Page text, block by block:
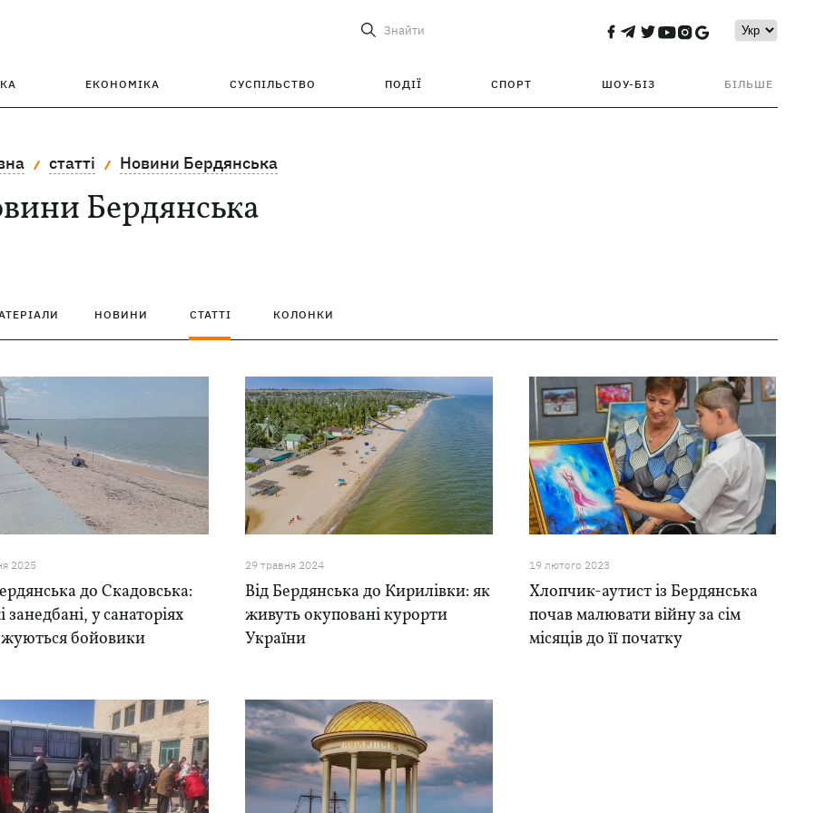
Знайти
ЕКОНОМІКА СУСПІЛЬСТВО ПОДІЇ СПОРТ ШОУ-БІЗ БІЛЬШЕ
статті Новини Бердянська
Бердянська
НОВИНИ СТАТТІ КОЛОНКИ
2025
до Скадовська:
занедбані, у санаторіях
бойовики
29 травня 2024
Від Бердянська до Кирилівки: як
живуть окуповані курорти
України
19 лютого 2023
Хлопчик-аутист із Бердянська
почав малювати війну за сім
місяців до її початку